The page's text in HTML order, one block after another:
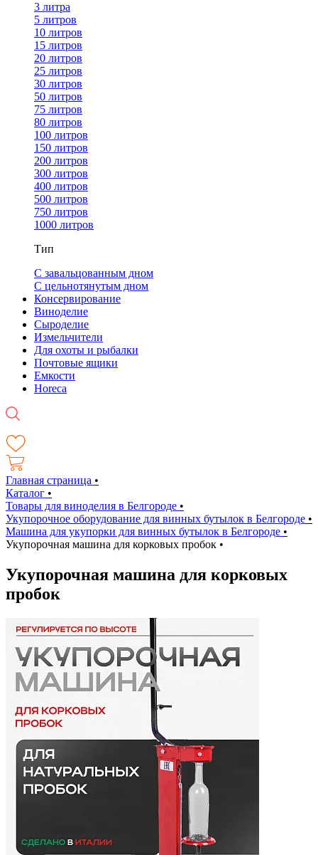
3 литра
5 литров
10 литров
15 литров
20 литров
25 литров
30 литров
50 литров
75 литров
80 литров
100 литров
150 литров
200 литров
300 литров
400 литров
500 литров
750 литров
1000 литров
Тип
С завальцованным дном
С цельнотянутым дном
Консервирование
Виноделие
Сыроделие
Измельчители
Для охоты и рыбалки
Почтовые ящики
Емкости
Horeca
Главная страница •
Каталог •
Товары для виноделия в Белгороде •
Укупорочное оборудование для винных бутылок в Белгороде •
Машина для укупорки для винных бутылок в Белгороде •
Укупорочная машина для корковых пробок •
Укупорочная машина для корковых
пробок